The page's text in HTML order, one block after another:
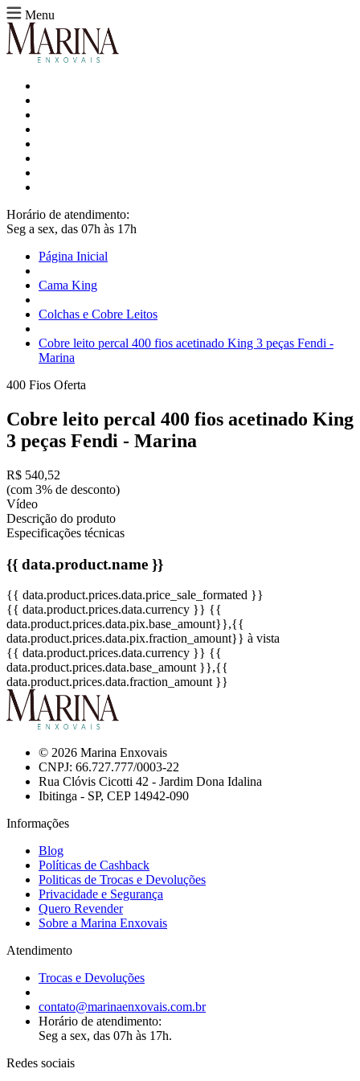
Menu
Horário de atendimento:
Seg a sex, das 07h às 17h
Página Inicial
Cama King
Colchas e Cobre Leitos
Cobre leito percal 400 fios acetinado King 3 peças Fendi -
Marina
400 Fios Oferta
Cobre leito percal 400 fios acetinado King
3 peças Fendi - Marina
R$ 540,52
(com 3% de desconto)
Vídeo
Descrição do produto
Especificações técnicas
{{ data.product.name }}
{{ data.product.prices.data.price_sale_formated }}
{{ data.product.prices.data.currency }} {{
data.product.prices.data.pix.base_amount}},{{
data.product.prices.data.pix.fraction_amount}} à vista
{{ data.product.prices.data.currency }} {{
data.product.prices.data.base_amount }},{{
data.product.prices.data.fraction_amount }}
© 2026 Marina Enxovais
CNPJ: 66.727.777/0003-22
Rua Clóvis Cicotti 42 - Jardim Dona Idalina
Ibitinga - SP, CEP 14942-090
Informações
Blog
Políticas de Cashback
Politicas de Trocas e Devoluções
Privacidade e Segurança
Quero Revender
Sobre a Marina Enxovais
Atendimento
Trocas e Devoluções
contato@marinaenxovais.com.br
Horário de atendimento:
Seg a sex, das 07h às 17h.
Redes sociais